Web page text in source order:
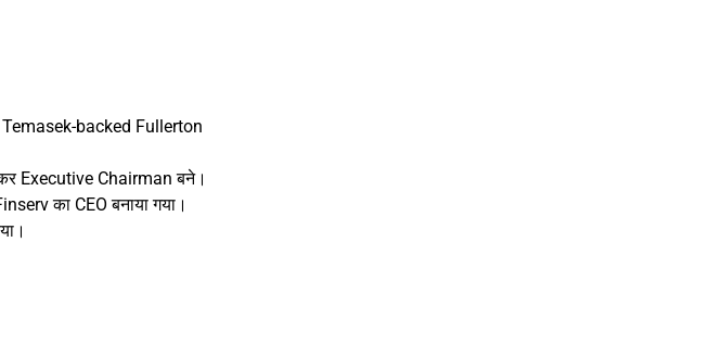
Temasek-backed Fullerton
Executive Chairman बने।
का CEO बनाया गया।